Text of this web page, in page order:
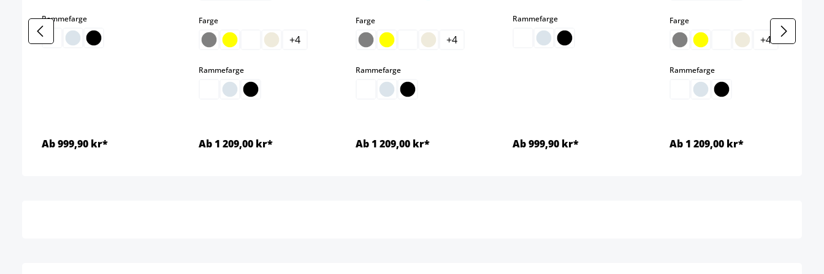
Rammefargeselect
Ab 999,90 kr*
Fargeselect
+4
Rammefargeselect
Ab 1 209,00 kr*
Fargeselect
+4
Rammefargeselect
Ab 1 209,00 kr*
Rammefargeselect
Ab 999,90 kr*
Fargeselect
+4
Rammefargeselect
Ab 1 209,00 kr*